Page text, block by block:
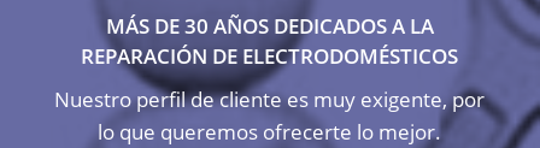
MÁS DE 30 AÑOS DEDICADOS A LA
REPARACIÓN DE ELECTRODOMÉSTICOS
Nuestro perfil de cliente es muy exigente, por
lo que queremos ofrecerte lo mejor.